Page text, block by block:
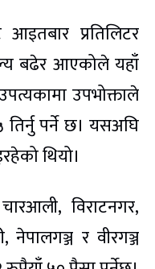
प्रतिलिटर
बढेर आएकोले यहाँ
उपभोक्ताले
पर्ने छ। यसअघि
थियो।
विराटनगर,
र वीरगञ्ज